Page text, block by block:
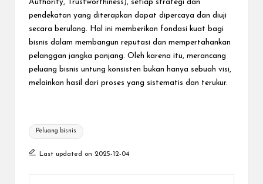
Authority, Trustworthiness), setiap strategi dan
pendekatan yang diterapkan dapat dipercaya dan diuji
secara berulang. Hal ini memberikan fondasi kuat bagi
bisnis dalam membangun reputasi dan mempertahankan
pelanggan jangka panjang. Oleh karena itu, merancang
peluang bisnis untung konsisten bukan hanya sebuah visi,
melainkan hasil dari proses yang sistematis dan terukur.
Tags:
Peluang bisnis
Last updated on 2025-12-04